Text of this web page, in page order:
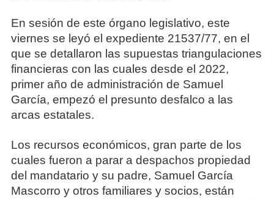
En sesión de este órgano legislativo, este
viernes se leyó el expediente 21537/77, en el
que se detallaron las supuestas triangulaciones
financieras con las cuales desde el 2022,
primer año de administración de Samuel
García, empezó el presunto desfalco a las
arcas estatales.
Los recursos económicos, gran parte de los
cuales fueron a parar a despachos propiedad
del mandatario y su padre, Samuel García
Mascorro y otros familiares y socios, están